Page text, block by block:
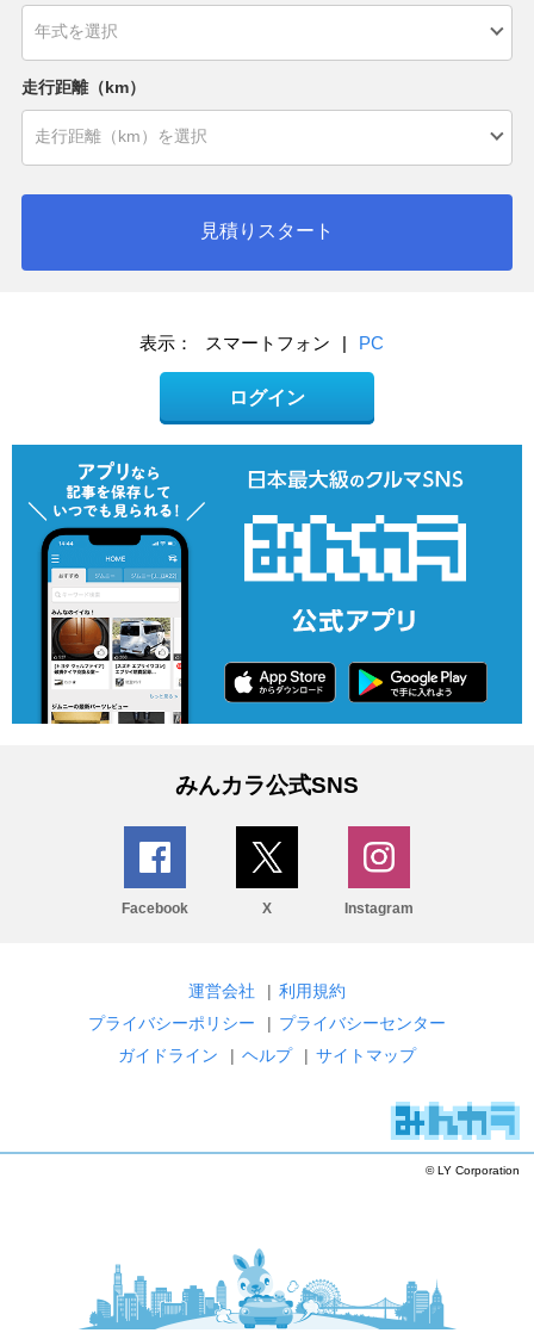
走行距離（km）
見積りスタート
表示： スマートフォン | PC
ログイン
みんカラ公式SNS
Facebook X Instagram
運営会社 | 利用規約
プライバシーポリシー
| プライバシーセンター
ガイドライン
| ヘルプ | サイトマップ
© LY Corporation